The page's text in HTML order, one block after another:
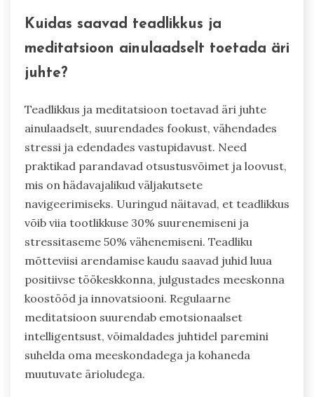
vastupidavust. Looduses viibimine vähendab
stressi ja parandab meeleolu, samas kui
kunstiteraapia edendab eneseväljendust.
Teadlikkuse retriidid pakuvad sügavat
väljakutseid.
Kuidas saavad teadlikkus ja
meditatsioon ainulaadselt toetada äri
juhte?
Teadlikkus ja meditatsioon toetavad äri juhte
ainulaadselt, suurendades fookust, vähendades
stressi ja edendades vastupidavust. Need
praktikad parandavad otsustusvõimet ja loovust,
mis on hädavajalikud väljakutsete
navigeerimiseks. Uuringud näitavad, et teadlikkus
võib viia tootlikkuse 30% suurenemiseni ja
stressitaseme 50% vähenemiseni. Teadliku